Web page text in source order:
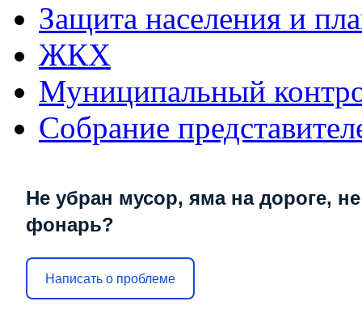
Защита населения и
ЖКХ
Муниципальный
Собрание
Не убран мусор, яма на дороге,
фонарь?
Написать о проблеме